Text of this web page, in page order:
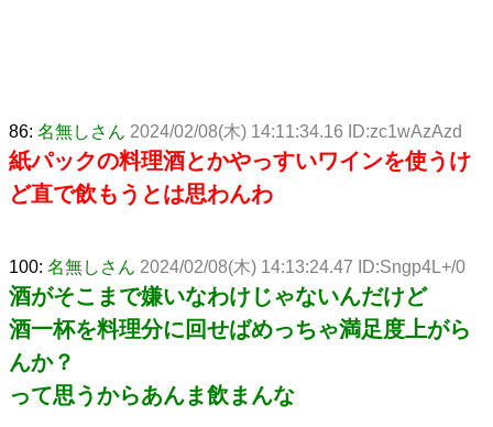
86: 名無しさん 2024/02/08(木) 14:11:34.16 ID:zc1wAzAzd
紙パックの料理酒とかやっすいワインを使うけ
ど直で飲もうとは思わんわ
100: 名無しさん 2024/02/08(木) 14:13:24.47 ID:Sngp4L+/0
酒がそこまで嫌いなわけじゃないんだけど
酒一杯を料理分に回せばめっちゃ満足度上がら
んか？
って思うからあんま飲まんな